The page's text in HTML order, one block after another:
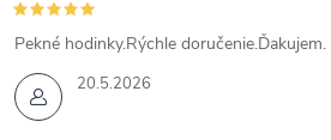
20.5.2026
Pekné hodinky.Rýchle doručenie.Ďakujem.